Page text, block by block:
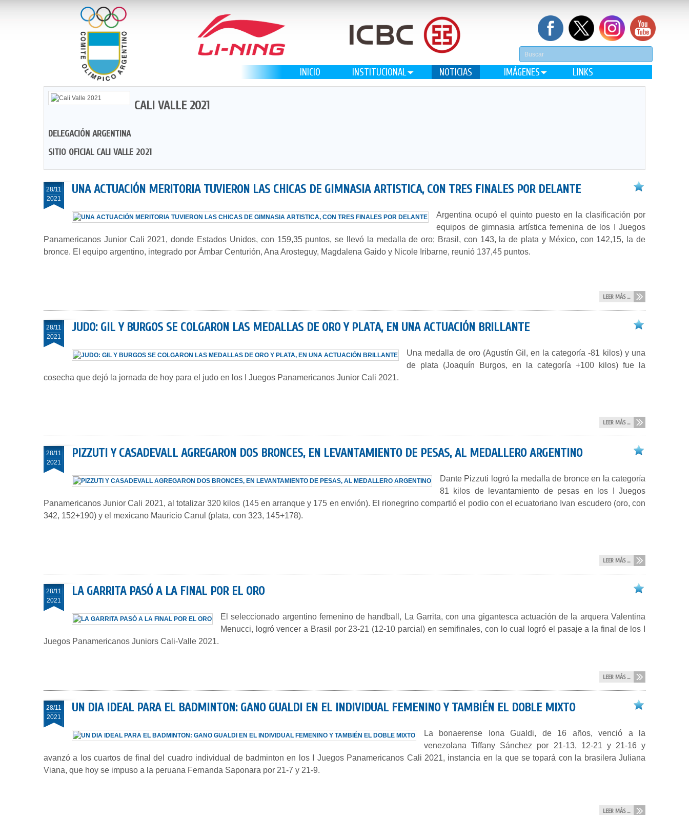
INICIO INSTITUCIONAL NOTICIAS IMÁGENES LINKS
CALI VALLE 2021
DELEGACIÓN ARGENTINA
SITIO OFICIAL CALI VALLE 2021
28/11
2021
UNA ACTUACIÓN MERITORIA TUVIERON LAS CHICAS DE GIMNASIA ARTISTICA, CON TRES FINALES POR DELANTE
Argentina ocupó el quinto puesto en la clasificación por
equipos de gimnasia artística femenina de los I Juegos
Panamericanos Junior Cali 2021, donde Estados Unidos, con 159,35 puntos, se llevó la medalla de oro; Brasil, con 143, la de plata y México, con 142,15, la de
bronce. El equipo argentino, integrado por Ámbar Centurión, Ana Arosteguy, Magdalena Gaido y Nicole Iribarne, reunió 137,45 puntos.
LEER MÁS ...
28/11
2021
JUDO: GIL Y BURGOS SE COLGARON LAS MEDALLAS DE ORO Y PLATA, EN UNA ACTUACIÓN BRILLANTE
Una medalla de oro (Agustín Gil, en la categoría -81 kilos) y una
de plata (Joaquín Burgos, en la categoría +100 kilos) fue la
cosecha que dejó la jornada de hoy para el judo en los I Juegos Panamericanos Junior Cali 2021.
LEER MÁS ...
28/11
2021
PIZZUTI Y CASADEVALL AGREGARON DOS BRONCES, EN LEVANTAMIENTO DE PESAS, AL MEDALLERO ARGENTINO
Dante Pizzuti logró la medalla de bronce en la categoría
81 kilos de levantamiento de pesas en los I Juegos
Panamericanos Junior Cali 2021, al totalizar 320 kilos (145 en arranque y 175 en envión). El rionegrino compartió el podio con el ecuatoriano Ivan escudero (oro, con
342, 152+190) y el mexicano Mauricio Canul (plata, con 323, 145+178).
LEER MÁS ...
28/11
2021
LA GARRITA PASÓ A LA FINAL POR EL ORO
El seleccionado argentino femenino de handball, La Garrita, con una gigantesca actuación de la arquera Valentina
Menucci, logró vencer a Brasil por 23-21 (12-10 parcial) en semifinales, con lo cual logró el pasaje a la final de los I
Juegos Panamericanos Juniors Cali-Valle 2021.
LEER MÁS ...
28/11
2021
UN DIA IDEAL PARA EL BADMINTON: GANO GUALDI EN EL INDIVIDUAL FEMENINO Y TAMBIÉN EL DOBLE MIXTO
La bonaerense Iona Gualdi, de 16 años, venció a la
venezolana Tiffany Sánchez por 21-13, 12-21 y 21-16 y
avanzó a los cuartos de final del cuadro individual de badminton en los I Juegos Panamericanos Cali 2021, instancia en la que se topará con la brasilera Juliana
Viana, que hoy se impuso a la peruana Fernanda Saponara por 21-7 y 21-9.
LEER MÁS ...